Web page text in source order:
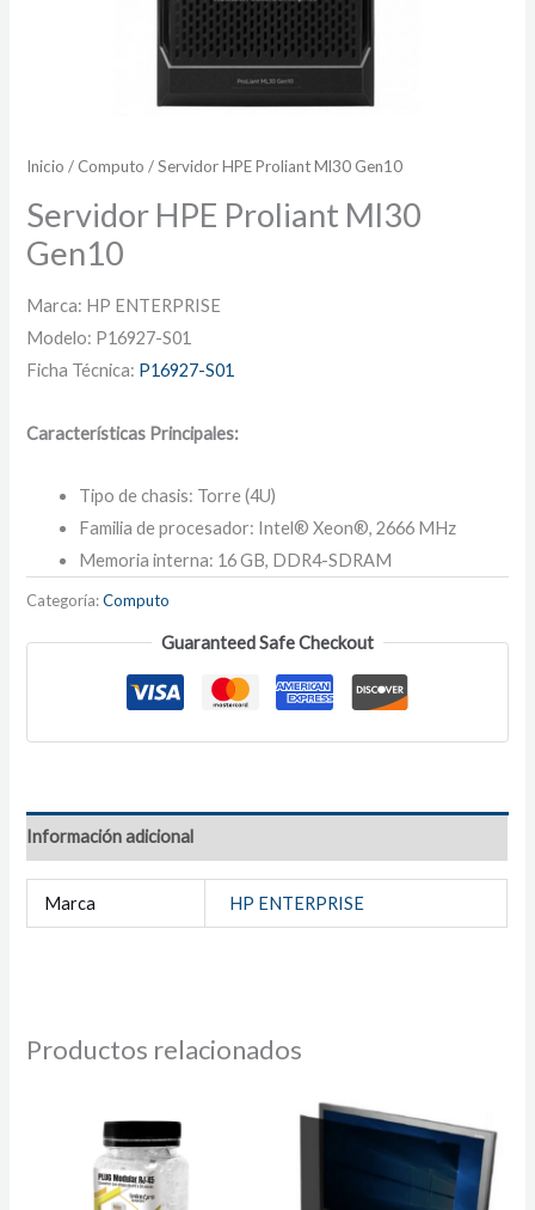
Inicio / Computo / Servidor HPE Proliant Ml30 Gen10
Servidor HPE Proliant Ml30
Gen10
Marca: HP ENTERPRISE
Modelo: P16927-S01
Ficha Técnica: P16927-S01
Características Principales:
Tipo de chasis: Torre (4U)
Familia de procesador: Intel® Xeon®, 2666 MHz
Memoria interna: 16 GB, DDR4-SDRAM
Categoría:Computo
Guaranteed Safe Checkout
Información adicional
Marca HP ENTERPRISE
Productos relacionados